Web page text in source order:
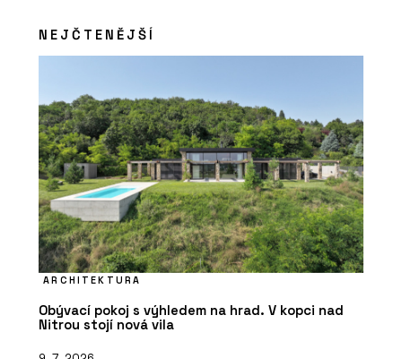
NEJČTENĚJŠÍ
ARCHITEKTURA
Obývací pokoj s výhledem na hrad. V kopci nad
Nitrou stojí nová vila